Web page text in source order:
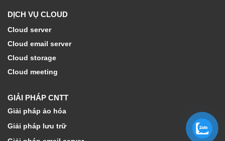
DỊCH VỤ CLOUD
Cloud server
Cloud email server
Cloud storage
Cloud meeting
GIẢI PHÁP CNTT
Giải pháp ảo hóa
Giải pháp lưu trữ